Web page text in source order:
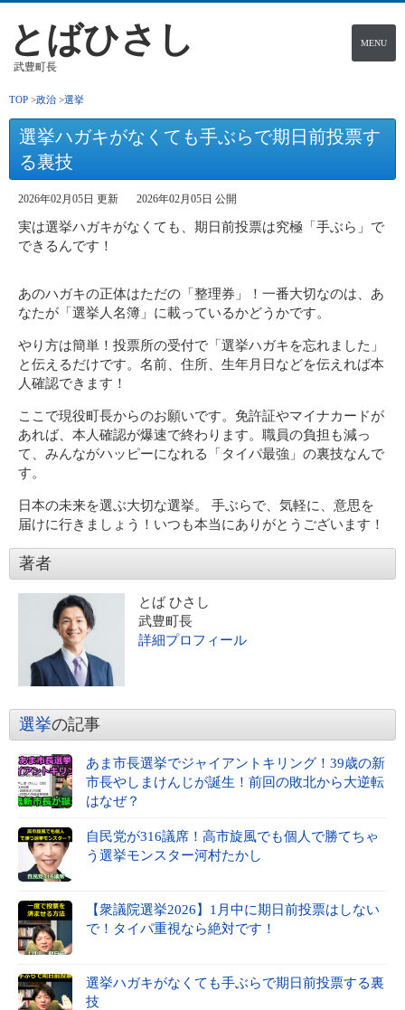
とばひさし
武豊町長
MENU
TOP 政治 選挙
選挙ハガキがなくても手ぶらで期日前投票す
る裏技
2026年02月05日 更新 2026年02月05日 公開
実は選挙ハガキがなくても、期日前投票は究極「手ぶら」で
できるんです！
あのハガキの正体はただの「整理券」！一番大切なのは、あ
なたが「選挙人名簿」に載っているかどうかです。
やり方は簡単！投票所の受付で「選挙ハガキを忘れました」
と伝えるだけです。名前、住所、生年月日などを伝えれば本
人確認できます！
ここで現役町長からのお願いです。免許証やマイナカードが
あれば、本人確認が爆速で終わります。職員の負担も減っ
て、みんながハッピーになれる「タイパ最強」の裏技なんで
す。
日本の未来を選ぶ大切な選挙。 手ぶらで、気軽に、意思を
届けに行きましょう！いつも本当にありがとうございます！
著者
とば ひさし
武豊町長
詳細プロフィール
選挙の記事
あま市長選挙でジャイアントキリング！39歳の新
市長やしまけんじが誕生！前回の敗北から大逆転
はなぜ？
自民党が316議席！高市旋風でも個人で勝てちゃ
う選挙モンスター河村たかし
【衆議院選挙2026】1月中に期日前投票はしない
で！タイパ重視なら絶対です！
選挙ハガキがなくても手ぶらで期日前投票する裏
技